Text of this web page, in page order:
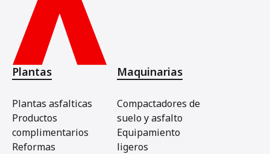
Plantas
Plantas asfalticas
Productos
complimentarios
Reformas
Maquinarias
Compactadores de
suelo y asfalto
Equipamiento
ligeros